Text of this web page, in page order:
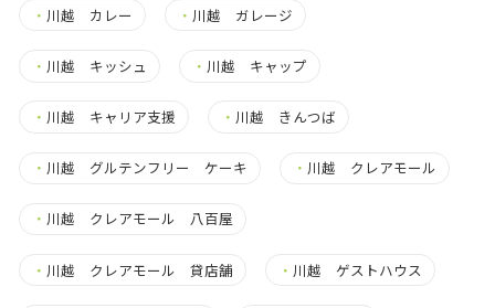
・ 川越 カレー ・ 川越 ガレージ
・ 川越 キッシュ ・ 川越 キャップ
・ 川越 キャリア支援 ・ 川越 きんつば
・ 川越 グルテンフリー ケーキ ・ 川越 クレアモール
・ 川越 クレアモール 八百屋
・ 川越 クレアモール 貸店舗 ・ 川越 ゲストハウス